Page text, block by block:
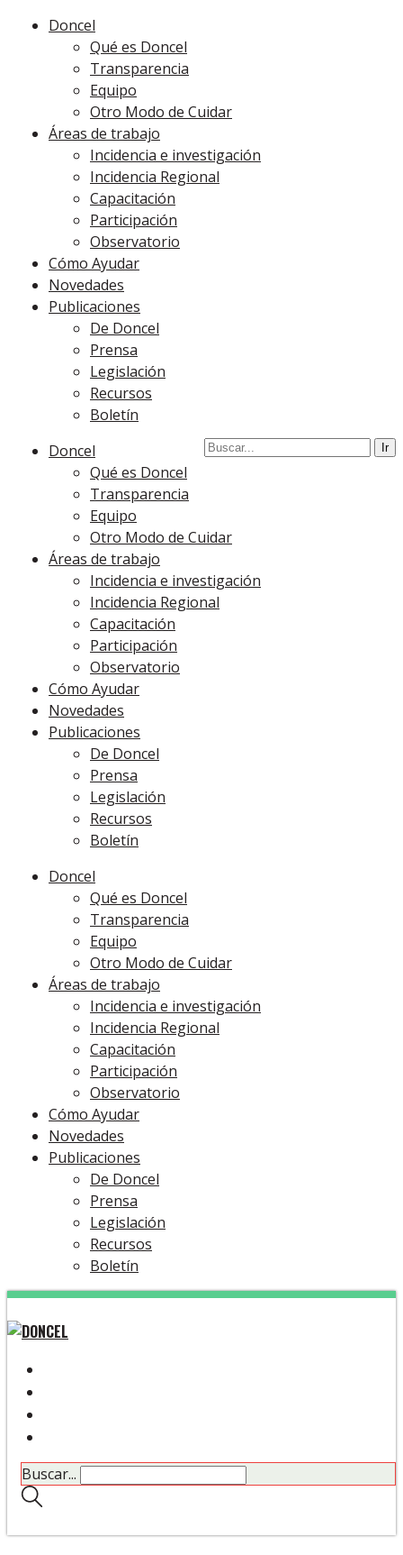
Doncel
Qué es Doncel
Transparencia
Equipo
Otro Modo de Cuidar
Áreas de trabajo
Incidencia e investigación
Incidencia Regional
Capacitación
Participación
Observatorio
Cómo Ayudar
Novedades
Publicaciones
De Doncel
Prensa
Legislación
Recursos
Boletín
Doncel
Qué es Doncel
Transparencia
Equipo
Otro Modo de Cuidar
Áreas de trabajo
Incidencia e investigación
Incidencia Regional
Capacitación
Participación
Observatorio
Cómo Ayudar
Novedades
Publicaciones
De Doncel
Prensa
Legislación
Recursos
Boletín
Doncel
Qué es Doncel
Transparencia
Equipo
Otro Modo de Cuidar
Áreas de trabajo
Incidencia e investigación
Incidencia Regional
Capacitación
Participación
Observatorio
Cómo Ayudar
Novedades
Publicaciones
De Doncel
Prensa
Legislación
Recursos
Boletín
Buscar...